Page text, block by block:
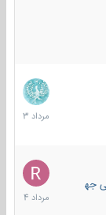
2
مرداد
1403
16
مرداد
1404